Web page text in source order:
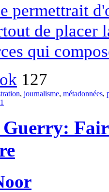
permettrait
de placer
qui
127
, journalisme, métadonnées,